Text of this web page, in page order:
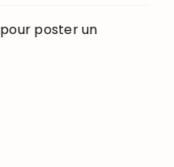
pour poster un